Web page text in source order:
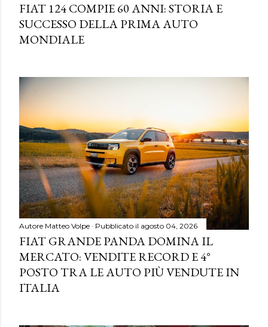
FIAT 124 COMPIE 60 ANNI: STORIA E
SUCCESSO DELLA PRIMA AUTO
MONDIALE
Autore Matteo Volpe Pubblicato il agosto 04, 2026
FIAT GRANDE PANDA DOMINA IL
MERCATO: VENDITE RECORD E 4°
POSTO TRA LE AUTO PIÙ VENDUTE IN
ITALIA